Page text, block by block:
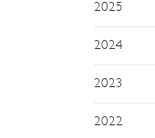
2025
2024
2023
2022